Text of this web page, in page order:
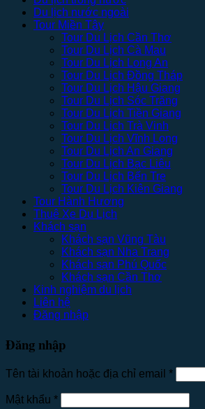
Du lịch nước ngoài
Tour Miền Tây
Tour Du Lịch Cần Thơ
Tour Du Lịch Cà Mau
Tour Du Lịch Long An
Tour Du Lịch Đồng Tháp
Tour Du Lịch Hậu Giang
Tour Du Lịch Sóc Trăng
Tour Du Lịch Tiền Giang
Tour Du Lịch Trà Vinh
Tour Du Lịch Vĩnh Long
Tour Du Lịch An Giang
Tour Du Lịch Bạc Liêu
Tour Du Lịch Bến Tre
Tour Du Lịch Kiên Giang
Tour Hành Hương
Thuê Xe Du Lịch
Khách sạn
Khách sạn Vũng Tàu
Khách sạn Nha Trang
Khách sạn Phú Quốc
Khách sạn Cần Thơ
Kinh nghiệm du lịch
Liên hệ
Đăng nhập
Đăng nhập
Tên tài khoản hoặc địa chỉ email *
Mật khẩu *